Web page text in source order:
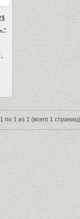
-
по 1 из 1 (всего 1 страниц)